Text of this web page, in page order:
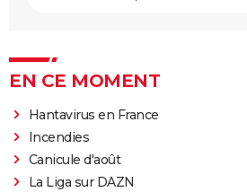
EN CE MOMENT
Hantavirus en France
Incendies
Canicule d'août
La Liga sur DAZN